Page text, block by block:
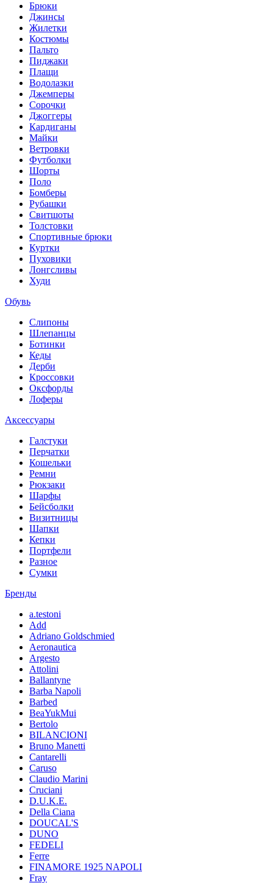
Брюки
Джинсы
Жилетки
Костюмы
Пальто
Пиджаки
Плащи
Водолазки
Джемперы
Сорочки
Джоггеры
Кардиганы
Майки
Ветровки
Футболки
Шорты
Поло
Бомберы
Рубашки
Свитшоты
Толстовки
Спортивные брюки
Куртки
Пуховики
Лонгсливы
Худи
Обувь
Слипоны
Шлепанцы
Ботинки
Кеды
Дерби
Кроссовки
Оксфорды
Лоферы
Аксессуары
Галстуки
Перчатки
Кошельки
Ремни
Рюкзаки
Шарфы
Бейсболки
Визитницы
Шапки
Кепки
Портфели
Разное
Сумки
Бренды
a.testoni
Add
Adriano Goldschmied
Aeronautica
Argesto
Attolini
Ballantyne
Barba Napoli
Barbed
BeaYukMui
Bertolo
BILANCIONI
Bruno Manetti
Cantarelli
Caruso
Claudio Marini
Cruciani
D.U.K.E.
Della Ciana
DOUCAL'S
DUNO
FEDELI
Ferre
FINAMORE 1925 NAPOLI
Fray